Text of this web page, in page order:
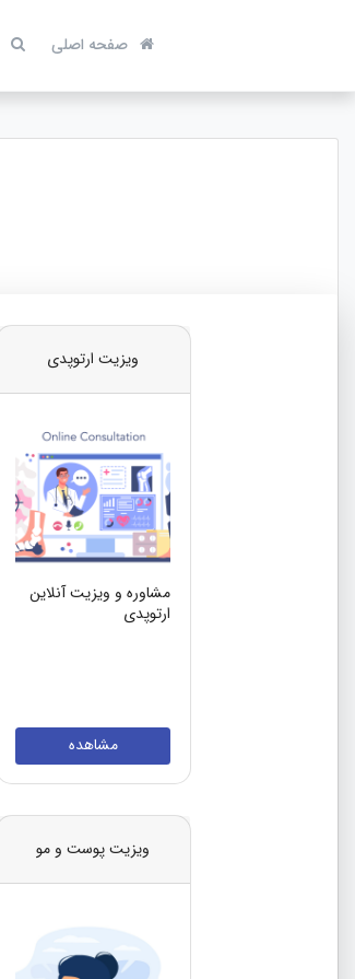
صفحه اصلی
ویزیت ارتوپدی
مشاوره و ویزیت آنلاین
ارتوپدی
مشاهده
ویزیت پوست و مو